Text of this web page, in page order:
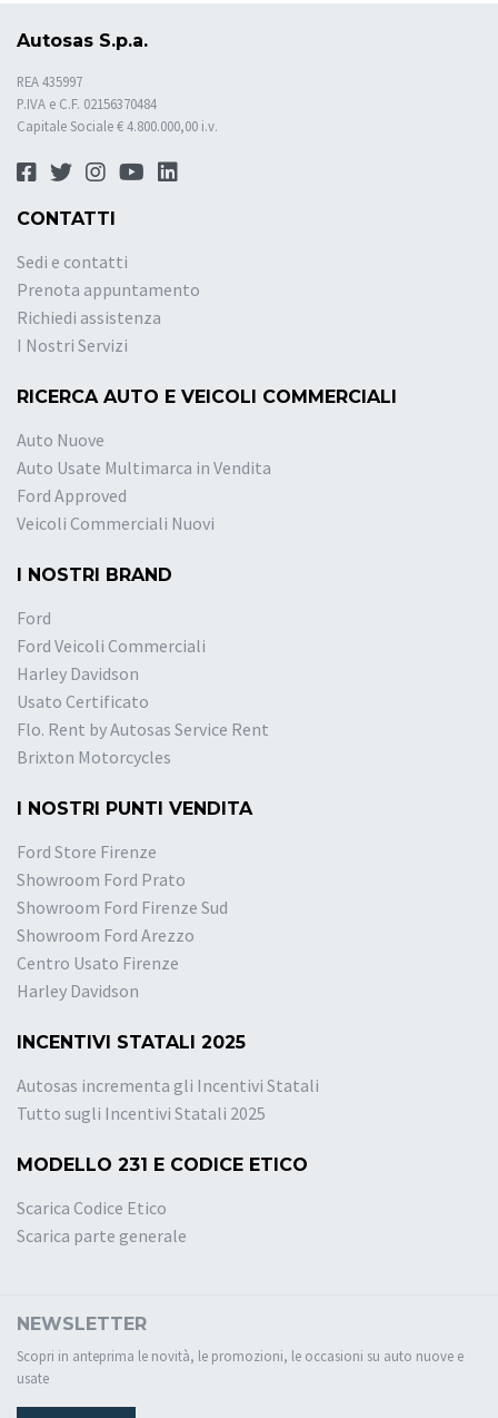
Autosas S.p.a.
REA 435997
P.IVA e C.F. 02156370484
Capitale Sociale € 4.800.000,00 i.v.
CONTATTI
Sedi e contatti
Prenota appuntamento
Richiedi assistenza
I Nostri Servizi
RICERCA AUTO E VEICOLI COMMERCIALI
Auto Nuove
Auto Usate Multimarca in Vendita
Ford Approved
Veicoli Commerciali Nuovi
I NOSTRI BRAND
Ford
Ford Veicoli Commerciali
Harley Davidson
Usato Certificato
Flo. Rent by Autosas Service Rent
Brixton Motorcycles
I NOSTRI PUNTI VENDITA
Ford Store Firenze
Showroom Ford Prato
Showroom Ford Firenze Sud
Showroom Ford Arezzo
Centro Usato Firenze
Harley Davidson
INCENTIVI STATALI 2025
Autosas incrementa gli Incentivi Statali
Tutto sugli Incentivi Statali 2025
MODELLO 231 E CODICE ETICO
Scarica Codice Etico
Scarica parte generale
NEWSLETTER
Scopri in anteprima le novità, le promozioni, le occasioni su auto nuove e
usate